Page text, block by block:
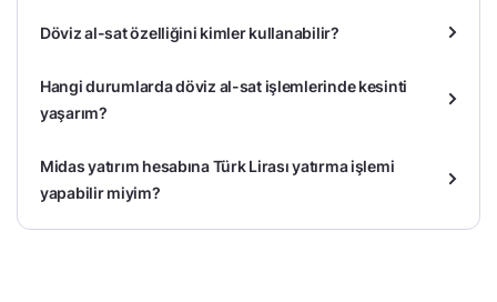
Döviz al-sat özelliğini kimler kullanabilir?
Hangi durumlarda döviz al-sat işlemlerinde kesinti
yaşarım?
Midas yatırım hesabına Türk Lirası yatırma işlemi
yapabilir miyim?